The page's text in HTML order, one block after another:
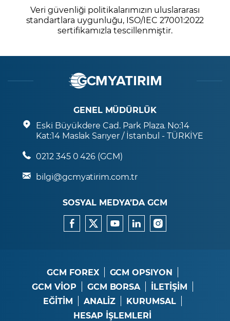
Veri güvenliği politikalarımızın uluslararası
standartlara uygunluğu, ISO/IEC 27001:2022
sertifikamızla tescillenmiştir.
GENEL MÜDÜRLÜK
Eski Büyükdere Cad. Park Plaza. No:14
Kat:14 Maslak Sarıyer / İstanbul - TÜRKİYE
0212 345 0 426 (GCM)
bilgi@gcmyatirim.com.tr
SOSYAL MEDYA’DA GCM
GCM FOREX
GCM OPSIYON
GCM VİOP
GCM BORSA
İLETİŞİM
EĞİTİM
ANALİZ
KURUMSAL
HESAP İŞLEMLERİ